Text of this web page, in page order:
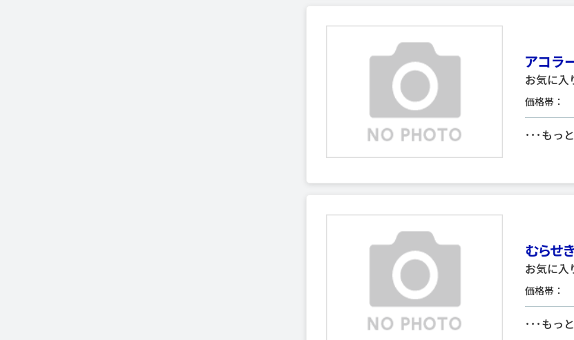
アコラ
お気に入
価格帯：
･･･もっ
むらせ
お気に入
価格帯：
･･･もっ